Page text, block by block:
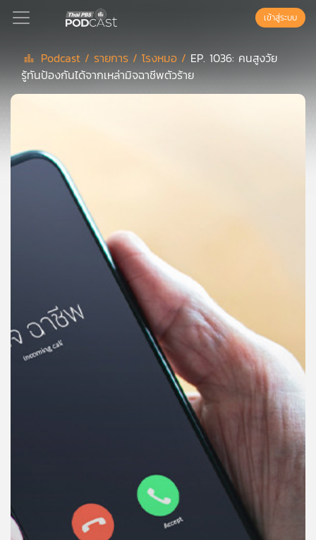
Podcast
ลิ
คุณ
กิจกรรม
เข้าสู่ระบบ
Podcast / รายการ /โรงหมอ / EP. 1036: คนสูงวัย
รู้ทันป้องกันได้จากเหล่ามิจฉาชีพตัวร้าย